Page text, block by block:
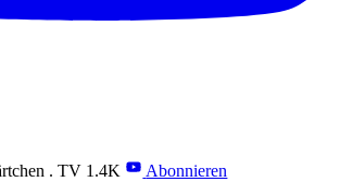
. TV 1.4K
Abonnieren